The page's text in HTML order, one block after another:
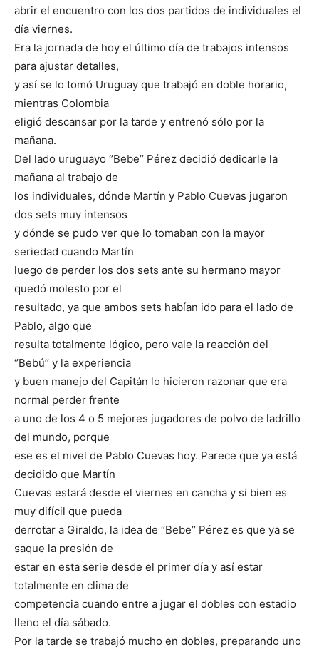
abrir el encuentro con los dos partidos de individuales el
día viernes.
Era la jornada de hoy el último día de trabajos intensos
para ajustar detalles,
y así se lo tomó Uruguay que trabajó en doble horario,
mientras Colombia
eligió descansar por la tarde y entrenó sólo por la
mañana.
Del lado uruguayo ‘’Bebe’’ Pérez decidió dedicarle la
mañana al trabajo de
los individuales, dónde Martín y Pablo Cuevas jugaron
dos sets muy intensos
y dónde se pudo ver que lo tomaban con la mayor
seriedad cuando Martín
luego de perder los dos sets ante su hermano mayor
quedó molesto por el
resultado, ya que ambos sets habían ido para el lado de
Pablo, algo que
resulta totalmente lógico, pero vale la reacción del
‘’Bebú’’ y la experiencia
y buen manejo del Capitán lo hicieron razonar que era
normal perder frente
a uno de los 4 o 5 mejores jugadores de polvo de ladrillo
del mundo, porque
ese es el nivel de Pablo Cuevas hoy. Parece que ya está
decidido que Martín
Cuevas estará desde el viernes en cancha y si bien es
muy difícil que pueda
derrotar a Giraldo, la idea de ‘’Bebe’’ Pérez es que ya se
saque la presión de
estar en esta serie desde el primer día y así estar
totalmente en clima de
competencia cuando entre a jugar el dobles con estadio
lleno el día sábado.
Por la tarde se trabajó mucho en dobles, preparando uno